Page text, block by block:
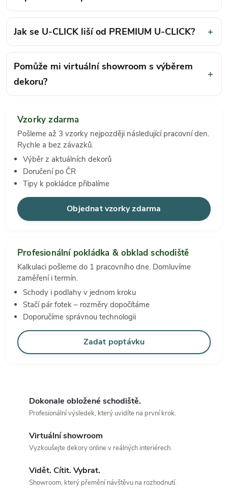
Jak se U-CLICK liší od PREMIUM U-CLICK? +
Pomůže mi virtuální showroom s výběrem
dekoru?
+
Vzorky zdarma
Pošleme až 3 vzorky nejpozději následující pracovní den.
Rychle a bez závazků.
Výběr z aktuálních dekorů
Doručení po ČR
Tipy k pokládce přibalíme
Objednat vzorky zdarma
Profesionální pokládka & obklad schodiště
Kalkulaci pošleme do 1 pracovního dne. Domluvíme
zaměření i termín.
Schody i podlahy v jednom kroku
Stačí pár fotek – rozměry dopočítáme
Doporučíme správnou technologii
Zadat poptávku
Dokonale obložené schodiště.
Profesionální výsledek, který uvidíte na první krok.
Virtuální showroom
Vyzkoušejte dekory online v reálných interiérech.
Vidět. Cítit. Vybrat.
Showroom, který přemění návštěvu na rozhodnutí.